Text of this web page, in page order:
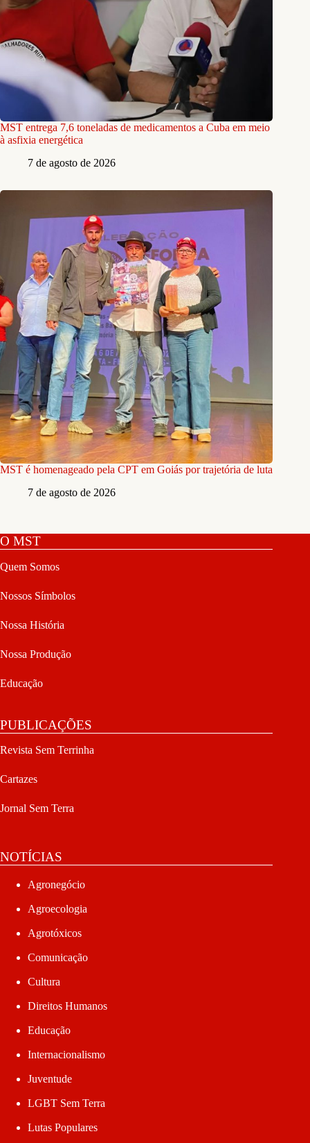
MST entrega 7,6 toneladas de medicamentos a Cuba em meio
à asfixia energética
7 de agosto de 2026
MST é homenageado pela CPT em Goiás por trajetória de luta
7 de agosto de 2026
O MST
Quem Somos
Nossos Símbolos
Nossa História
Nossa Produção
Educação
PUBLICAÇÕES
Revista Sem Terrinha
Cartazes
Jornal Sem Terra
NOTÍCIAS
Agronegócio
Agroecologia
Agrotóxicos
Comunicação
Cultura
Direitos Humanos
Educação
Internacionalismo
Juventude
LGBT Sem Terra
Lutas Populares